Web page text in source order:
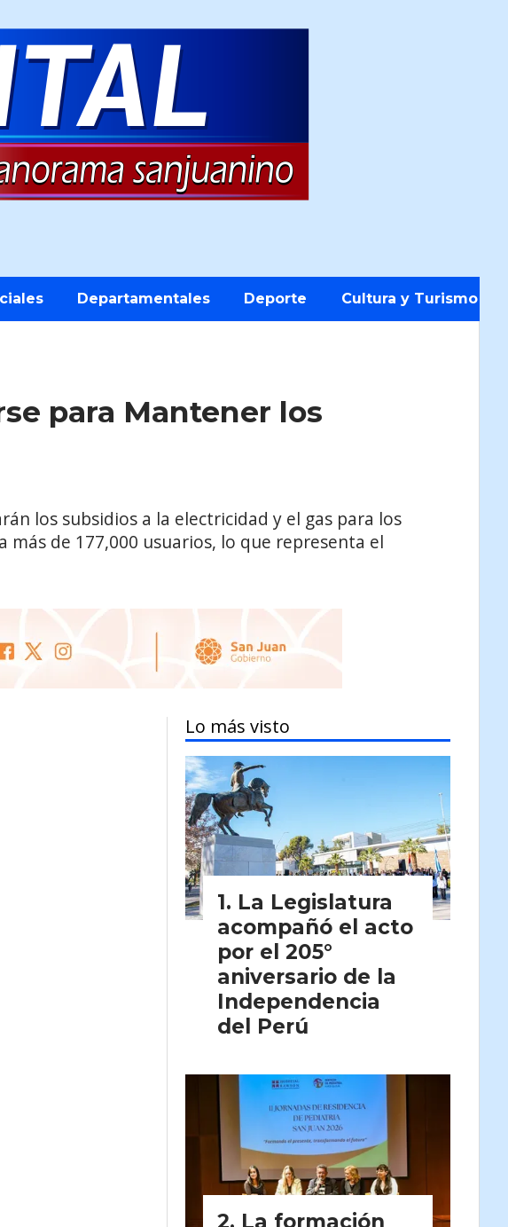
Departamentales Deporte Cultura y Turismo
para Mantener los
los subsidios a la electricidad y el gas para los
más de 177,000 usuarios, lo que representa el
Lo más visto
La Legislatura
acompañó el acto
por el 205°
aniversario de la
Independencia
del Perú
La formación